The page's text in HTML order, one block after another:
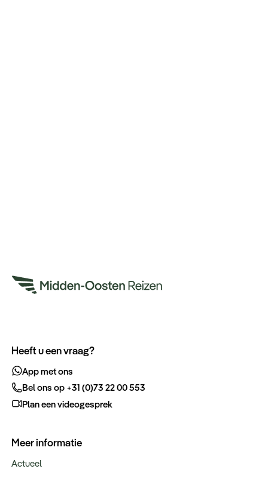
Heeft u een vraag?
App met ons
Bel ons op +31 (0)73 22 00 553
Plan een videogesprek
Meer informatie
Actueel